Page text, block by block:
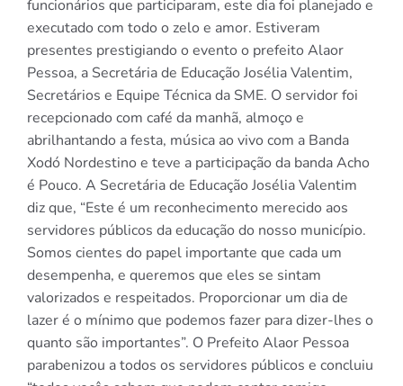
funcionários que participaram, este dia foi planejado e
executado com todo o zelo e amor. Estiveram
presentes prestigiando o evento o prefeito Alaor
Pessoa, a Secretária de Educação Josélia Valentim,
Secretários e Equipe Técnica da SME. O servidor foi
recepcionado com café da manhã, almoço e
abrilhantando a festa, música ao vivo com a Banda
Xodó Nordestino e teve a participação da banda Acho
é Pouco. A Secretária de Educação Josélia Valentim
diz que, “Este é um reconhecimento merecido aos
servidores públicos da educação do nosso município.
Somos cientes do papel importante que cada um
desempenha, e queremos que eles se sintam
valorizados e respeitados. Proporcionar um dia de
lazer é o mínimo que podemos fazer para dizer-lhes o
quanto são importantes”. O Prefeito Alaor Pessoa
parabenizou a todos os servidores públicos e concluiu